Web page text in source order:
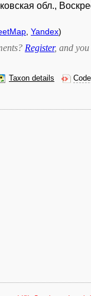
обл.,
Yandex)
Register, and
Taxon details